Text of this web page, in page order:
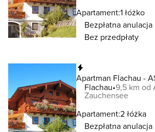
Apartament:1 łóżko
Bezpłatna anulacja
Bez przedpłaty
Apartman Flachau -
Flachau 9,5 km od
Zauchensee
Apartament:2 łóżka
Bezpłatna anulacja